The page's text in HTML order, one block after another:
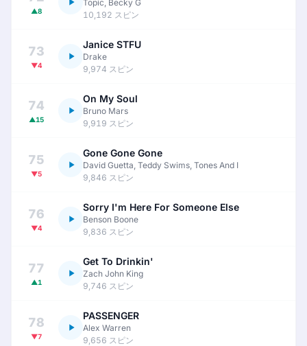
▲8
Topic, Becky G
10,192 スピン
73
▼4
Janice STFU
Drake
9,974 スピン
74
▲15
On My Soul
Bruno Mars
9,919 スピン
75
▼5
Gone Gone Gone
David Guetta, Teddy Swims, Tones And I
9,846 スピン
76
▼4
Sorry I'm Here For Someone Else
Benson Boone
9,836 スピン
77
▲1
Get To Drinkin'
Zach John King
9,746 スピン
78
▼7
PASSENGER
Alex Warren
9,656 スピン